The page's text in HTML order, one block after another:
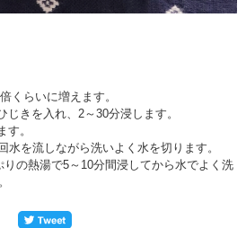
くらいに増えます。
じきを入れ、2～30分浸します。
す。
水を流しながら洗いよく水を切ります。
の熱湯で5～10分間浸してから水でよく洗